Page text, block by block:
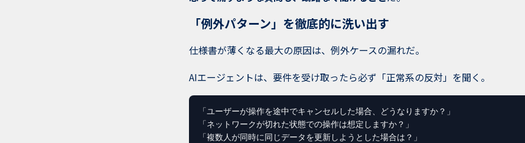
「例外パターン」を徹底的に洗い出す
仕様書が薄くなる最大の原因は、例外ケースの漏れだ。
AIエージェントは、要件を受け取ったら必ず「正常系の反対」を聞く。
「ユーザーが操作を途中でキャンセルした場合、どうなりますか？」
「ネットワークが切れた状態での操作は想定しますか？」
「複数人が同時に同じデータを更新しようとした場合は？」